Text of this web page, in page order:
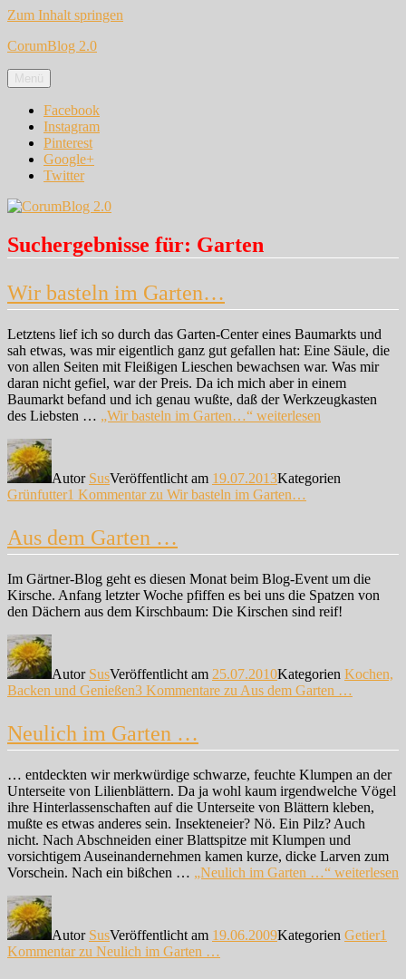
Zum Inhalt springen
CorumBlog 2.0
Menü
Facebook
Instagram
Pinterest
Google+
Twitter
Suchergebnisse für: Garten
Wir basteln im Garten…
Letztens lief ich so durch das Garten-Center eines Baumarkts und
sah etwas, was mir eigentlich ganz gut gefallen hat: Eine Säule, die
von allen Seiten mit Fleißigen Lieschen bewachsen war. Was mir
daran nicht gefiel, war der Preis. Da ich mich aber in einem
Baumarkt befand und ich genau wußte, daß der Werkzeugkasten
des Liebsten … „Wir basteln im Garten…“ weiterlesen
Autor SusVeröffentlicht am 19.07.2013Kategorien
Grünfutter1 Kommentarzu Wir basteln im Garten…
Aus dem Garten …
Im Gärtner-Blog geht es diesen Monat beim Blog-Event um die
Kirsche. Anfang letzter Woche pfiffen es bei uns die Spatzen von
den Dächern aus dem Kirschbaum: Die Kirschen sind reif!
Autor SusVeröffentlicht am 25.07.2010Kategorien Kochen,
Backen und Genießen3 Kommentare zu Aus dem Garten …
Neulich im Garten …
… entdeckten wir merkwürdige schwarze, feuchte Klumpen an der
Unterseite von Lilienblättern. Da ja wohl kaum irgendwelche Vögel
ihre Hinterlassenschaften auf die Unterseite von Blättern kleben,
mußte es etwas anderes sein. Insekteneier? Nö. Ein Pilz? Auch
nicht. Nach Abschneiden einer Blattspitze mit Klumpen und
vorsichtigem Auseinandernehmen kamen kurze, dicke Larven zum
Vorschein. Nach ein bißchen … „Neulich im Garten …“ weiterlesen
Autor SusVeröffentlicht am 19.06.2009Kategorien Getier1
Kommentarzu Neulich im Garten …